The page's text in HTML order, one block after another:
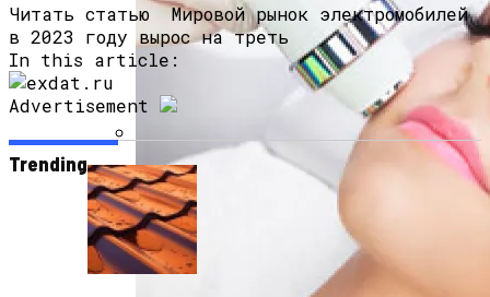
Насколько Важно Получение
Разрешения На Реконструкцию?
Читать статью
Мировой рынок электромобилей
в 2023 году вырос на треть
In this article:
Advertisement
Trending